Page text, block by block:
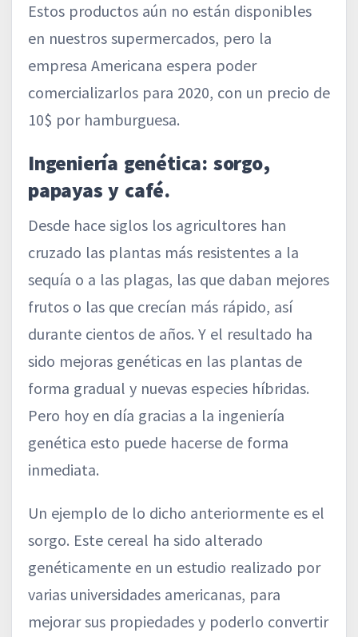
Estos productos aún no están disponibles
en nuestros supermercados, pero la
empresa Americana espera poder
comercializarlos para 2020, con un precio de
10$ por hamburguesa.
Ingeniería genética: sorgo,
papayas y café.
Desde hace siglos los agricultores han
cruzado las plantas más resistentes a la
sequía o a las plagas, las que daban mejores
frutos o las que crecían más rápido, así
durante cientos de años. Y el resultado ha
sido mejoras genéticas en las plantas de
forma gradual y nuevas especies híbridas.
Pero hoy en día gracias a la ingeniería
genética esto puede hacerse de forma
inmediata.
Un ejemplo de lo dicho anteriormente es el
sorgo. Este cereal ha sido alterado
genéticamente en un estudio realizado por
varias universidades americanas, para
mejorar sus propiedades y poderlo convertir